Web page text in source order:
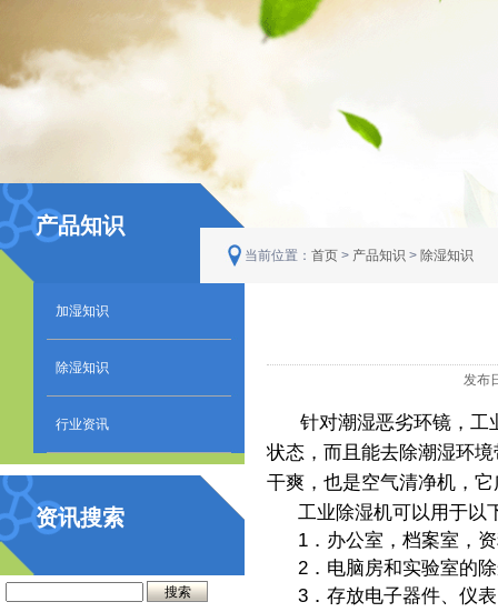
产品知识
加湿知识
除湿知识
行业资讯
资讯搜索
当前位置： 首页 > 产品知识 > 除湿知识
发布
针对潮湿恶劣环镜， 工
状态，而且能去除潮湿环
干爽，也是空气清净机，
工业除湿机可以用于以
1．办公室，档案室，
2．电脑房和实验室的
3．存放电子器件、仪